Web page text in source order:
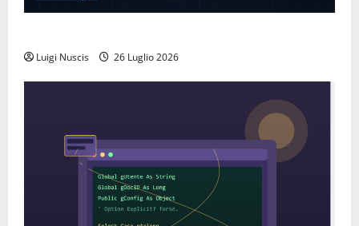
Luigi Nuscis 26 Luglio 2026